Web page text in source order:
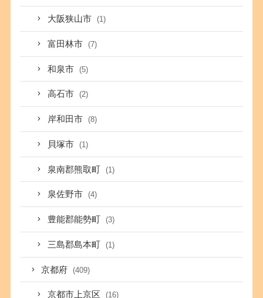
大阪狭山市 (1)
富田林市 (7)
和泉市 (5)
高石市 (2)
岸和田市 (8)
貝塚市 (1)
泉南郡熊取町 (1)
泉佐野市 (4)
豊能郡能勢町 (3)
三島郡島本町 (1)
京都府 (409)
京都市上京区 (16)